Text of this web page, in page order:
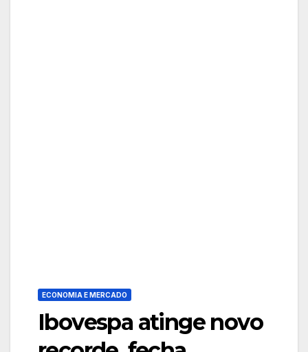
ECONOMIA E MERCADO
Ibovespa atinge novo